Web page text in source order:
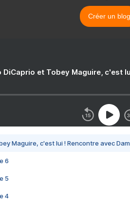
Créer un blog
DiCaprio et Tobey Maguire, c'est
Maguire, c'est lui ! Rencontre avec
6
5
4